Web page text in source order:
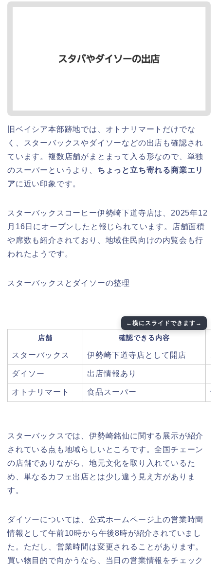
旧ベイシア本部跡地では、オトナリマートだけでな
く、スターバックスやダイソーなどの出店も確認され
ています。複数店舗がまとまって入る形なので、単独
のスーパーというより、 ちょっと立ち寄れる商業エリ
アに近い印象です。
スターバックスコーヒー伊勢崎下道寺店は、2025年12
月16日にオープンしたと報じられています。店舗面積
や席数も紹介されており、地域住民向けの内覧会も行
われたようです。
スターバックスとダイソーの整理
店舗 確認できる内容
スターバックス 伊勢崎下道寺店として開店
ダイソー 出店情報あり
オトナリマート 食品スーパー
スターバックスでは、伊勢崎銘仙に関する展示が紹介
されている点も地域らしいところです。全国チェーン
の店舗でありながら、地元文化を取り入れているた
め、単なるカフェ出店とは少し違う見え方がありま
す。
ダイソーについては、公式ホームページ上の営業時間
情報として午前10時から午後8時が紹介されていまし
た。ただし、営業時間は変更されることがあります。
買い物目的で向かうなら、当日の営業情報をチェック